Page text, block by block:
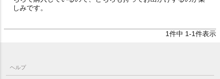
しみです。
1件中 1-1件表示
ヘルプ